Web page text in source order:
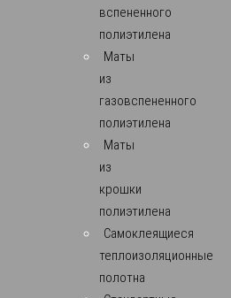
вспененного
полиэтилена
Маты
из
газовспененного
полиэтилена
Маты
из
крошки
полиэтилена
Самоклеящиеся
теплоизоляционные
полотна